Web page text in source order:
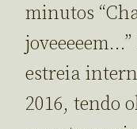
minutos
estreia
2016, tendo